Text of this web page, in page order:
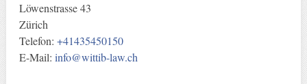
Löwenstrasse 43
Zürich
Telefon: +41435450150
E-Mail: info@wittib-law.ch